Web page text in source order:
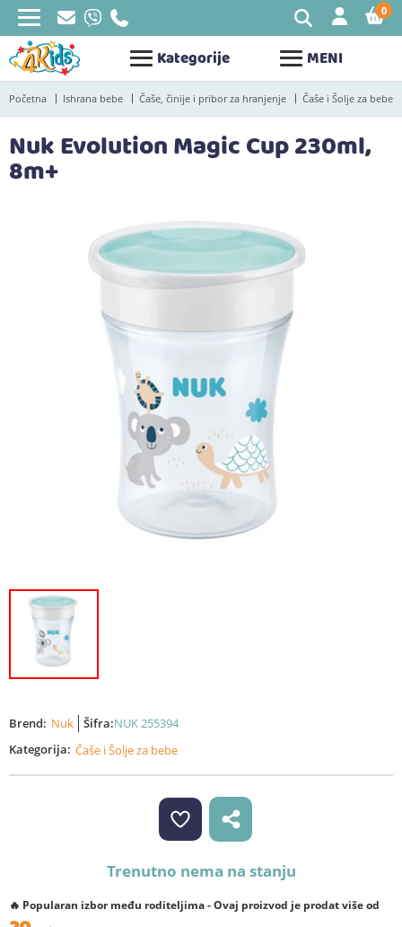
Kategorije MENI
0
Početna Ishrana bebe Čaše, činije i pribor za hranjenje Čaše i Šolje za bebe
Nuk Evolution Magic Cup 230ml,
8m+
Brend: Nuk Šifra:NUK 255394
Kategorija: Čaše i Šolje za bebe
Trenutno nema na stanju
🔥 Popularan izbor među roditeljima - Ovaj proizvod je prodat više od